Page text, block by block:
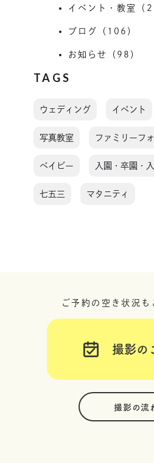
イベント・教室（
ブログ（106）
お知らせ（98）
TAGS
ウェディング イベント
写真教室 ファミリーフ
ベイビー 入園・卒園・
七五三 マタニティ
ご予約の空き状況も
撮影の
撮影の流